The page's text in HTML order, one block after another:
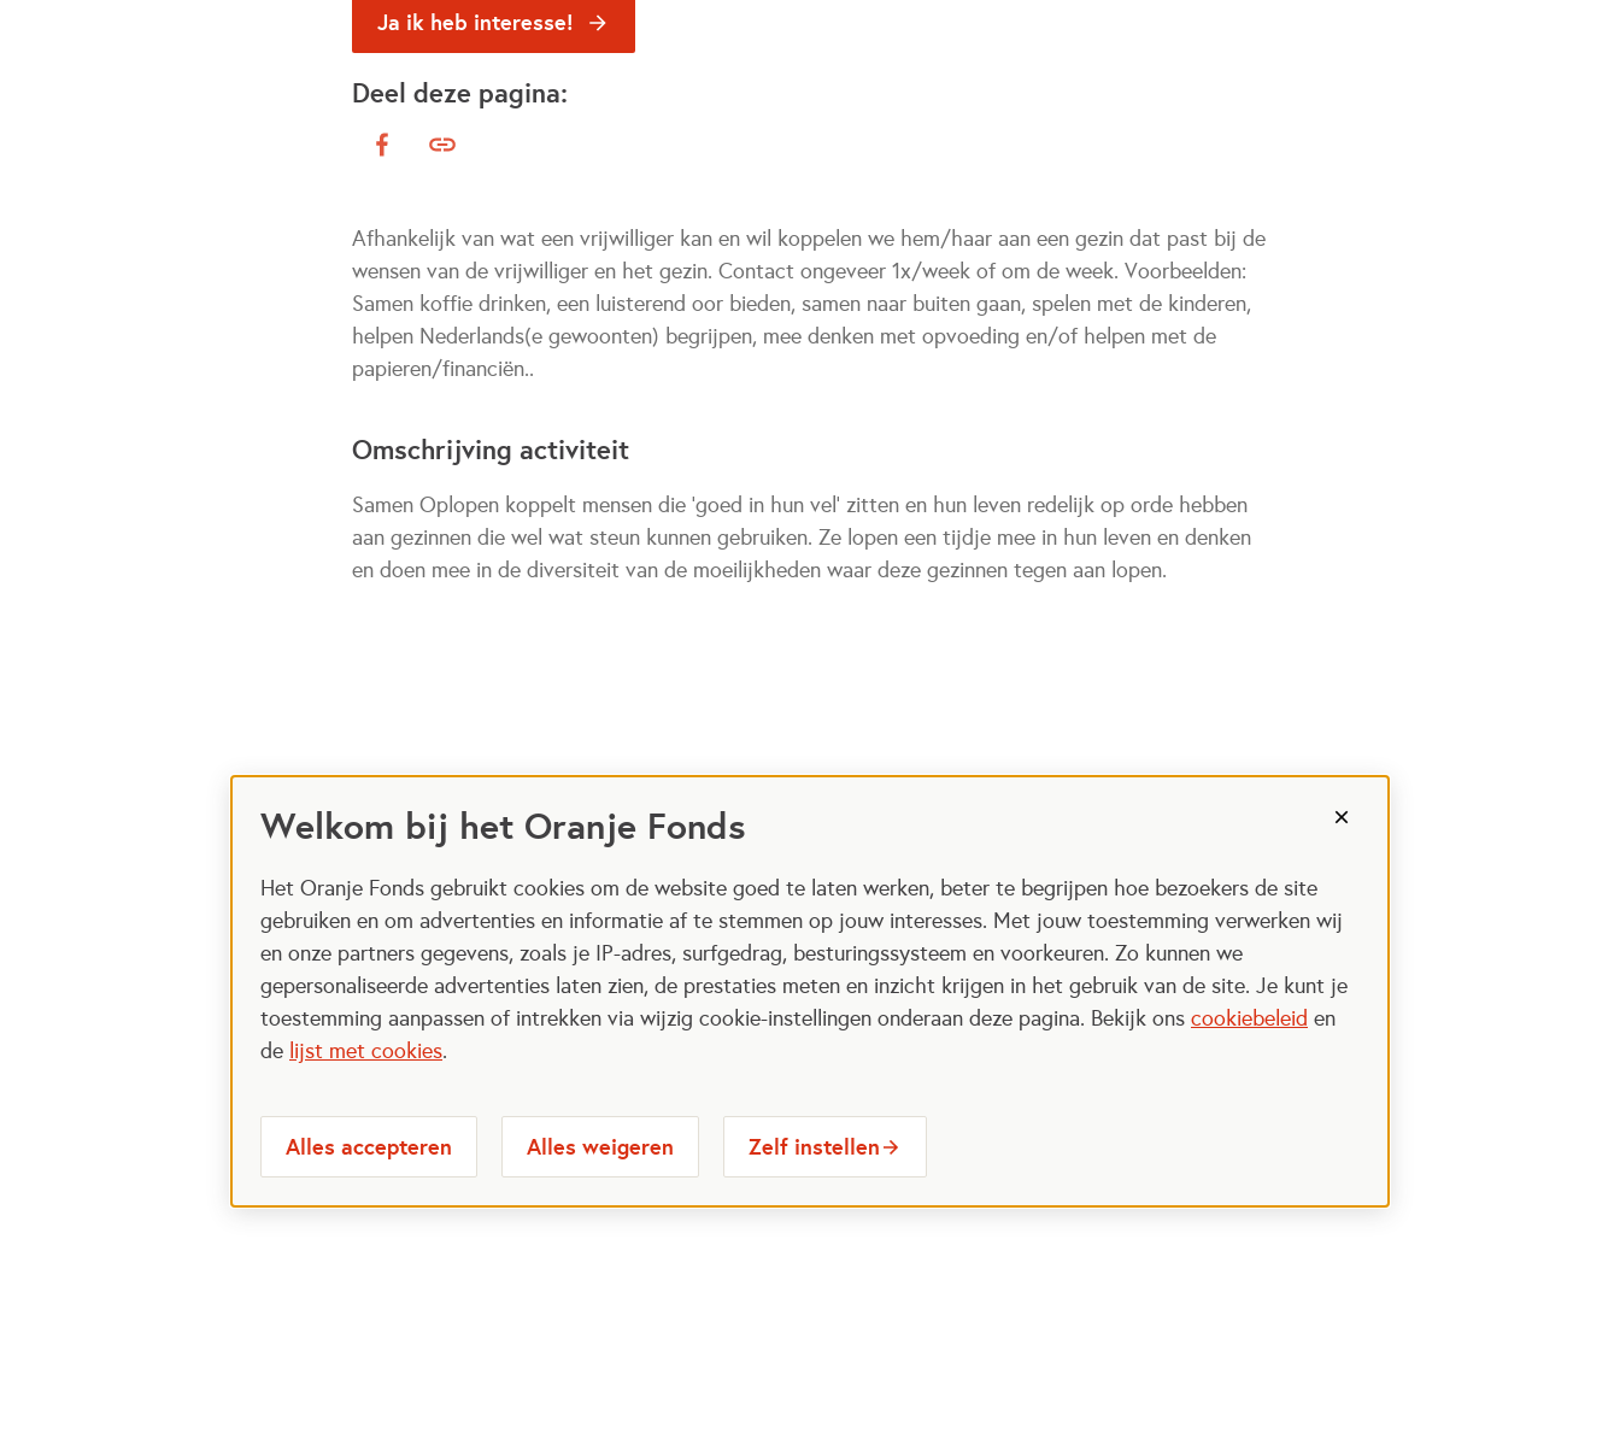
Welkom bij het Oranje Fonds
Het Oranje Fonds gebruikt cookies om de website goed te laten werken, beter te begrijpen hoe bezoekers de site
gebruiken en om advertenties en informatie af te stemmen op jouw interesses. Met jouw toestemming verwerken wij
en onze partners gegevens, zoals je IP-adres, surfgedrag, besturingssysteem en voorkeuren. Zo kunnen we
gepersonaliseerde advertenties laten zien, de prestaties meten en inzicht krijgen in het gebruik van de site. Je kunt je
toestemming aanpassen of intrekken via wijzig cookie-instellingen onderaan deze pagina. Bekijk ons cookiebeleid en
de lijst met cookies.
Alles accepteren Alles weigeren Zelf instellen
Ja ik heb interesse!
Deel deze pagina:
Afhankelijk van wat een vrijwilliger kan en wil koppelen we hem/haar aan een gezin dat past bij de
wensen van de vrijwilliger en het gezin. Contact ongeveer 1x/week of om de week. Voorbeelden:
Samen koffie drinken, een luisterend oor bieden, samen naar buiten gaan, spelen met de kinderen,
helpen Nederlands(e gewoonten) begrijpen, mee denken met opvoeding en/of helpen met de
papieren/financiën..
Omschrijving activiteit
Samen Oplopen koppelt mensen die 'goed in hun vel' zitten en hun leven redelijk op orde hebben
aan gezinnen die wel wat steun kunnen gebruiken. Ze lopen een tijdje mee in hun leven en denken
en doen mee in de diversiteit van de moeilijkheden waar deze gezinnen tegen aan lopen.